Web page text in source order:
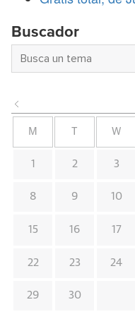
Buscador
M W
1 2 3
8 9 10
15 16 17
22 23 24
29 30